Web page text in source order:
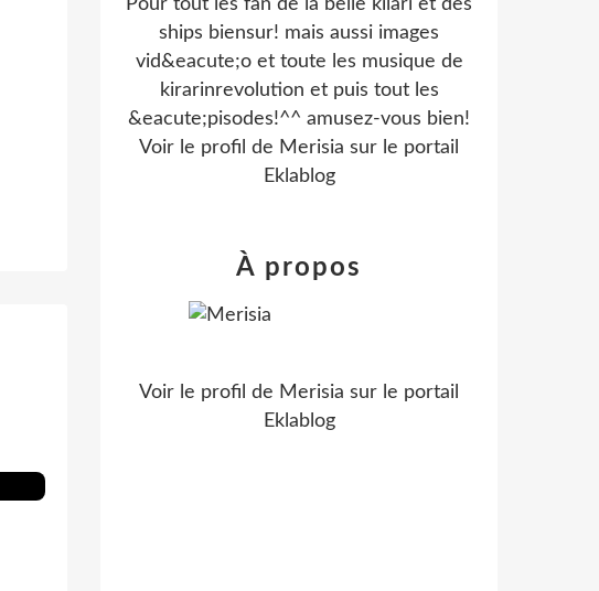
Pour tout les fan de la belle kilari et des
ships biensur! mais aussi images
vid&eacute;o et toute les musique de
kirarinrevolution et puis tout les
&eacute;pisodes!^^ amusez-vous bien!
Voir le profil de Merisia sur le portail
Eklablog
À propos
Voir le profil de Merisia sur le portail
Eklablog